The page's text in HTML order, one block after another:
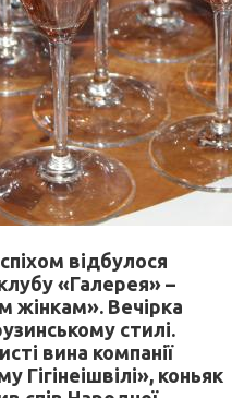
відбулося
«Галерея» –
жінкам». Вечірка
стилі.
вина компанії
Гігінеішвілі», коньяк